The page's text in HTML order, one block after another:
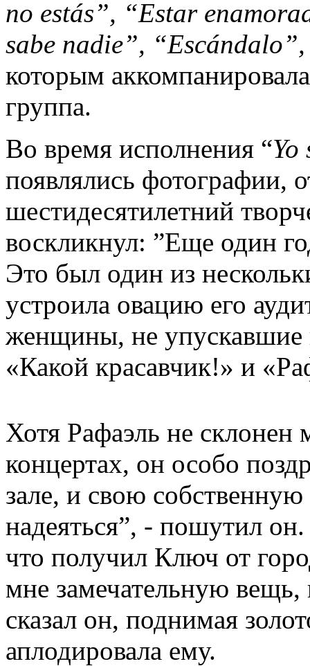
no estás”, “Estar
sabe nadie”, “Escándalo
которым
группа.
Во время исполнения “Yo
появлялись фотографии,
шестидесятилетний
воскликнул: ”Еще один
Это был один из
устроила овацию его
женщины, не упускавшие
«Какой красавчик!» и
Хотя Рафаэль не склонен
концертах, он особо
зале, и свою
надеяться”, - пошутил
что получил Ключ от
мне замечательную
сказал он, поднимая
аплодировала ему.